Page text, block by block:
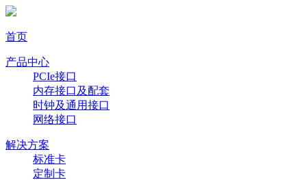
首页
产品中心
PCIe接口
内存接口及配套
时钟及通用接口
网络接口
解决方案
标准卡
定制卡